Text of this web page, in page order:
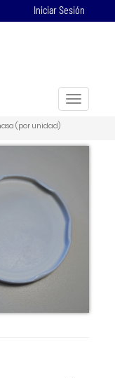
Iniciar Sesión
Toggle
(por unidad)